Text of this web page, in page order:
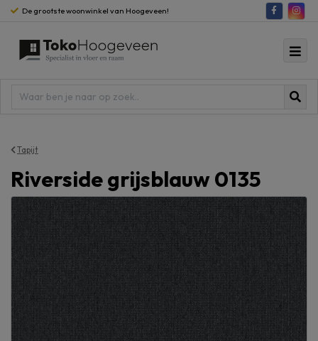
De grootste woonwinkel van Hoogeveen!
Tapijt
Riverside grijsblauw 0135